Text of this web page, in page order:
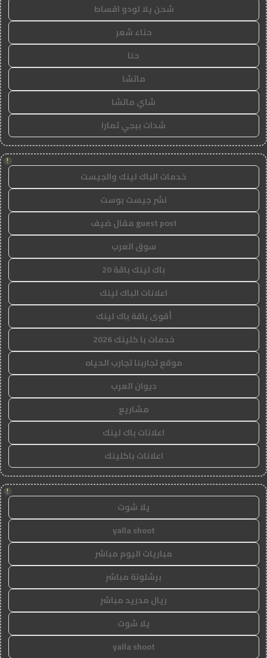
شحن يلا لودو اقساط
حناء شعر
حنا
ماتشا
شاي ماتشا
شدات ببجي تمارا
!
خدمات الباك لينك والجيست
نشر جيست بوست
guest post مقال ضيف
سوق العرب
باك لينك باقة 20
اعلانات الباك لينك
أقوى باقة باك لينك
خدمات با كلينك 2026
موقع تجاربنا تجارب الحياه
ديوان العرب
مشاريع
اعلانات باك لينك
اعلانات باكلينك
!
يلا شوت
yalla shoot
مباريات اليوم مباشر
برشلونة مباشر
ريال مدريد مباشر
يلا شوت
yalla shoot